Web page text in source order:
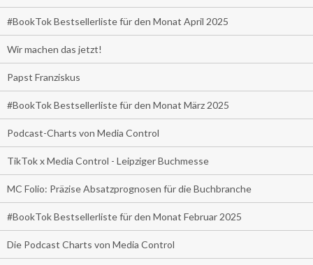
#BookTok Bestsellerliste für den Monat April 2025
Wir machen das jetzt!
Papst Franziskus
#BookTok Bestsellerliste für den Monat März 2025
Podcast-Charts von Media Control
TikTok x Media Control - Leipziger Buchmesse
MC Folio: Präzise Absatzprognosen für die Buchbranche
#BookTok Bestsellerliste für den Monat Februar 2025
Die Podcast Charts von Media Control